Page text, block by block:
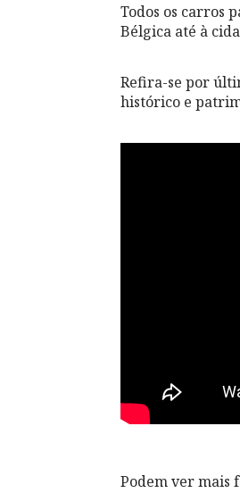
Todos os carros
Bélgica até à
Refira-se por
histórico e
Podem ver mais